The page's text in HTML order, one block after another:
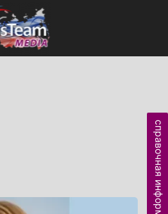
справочная информация